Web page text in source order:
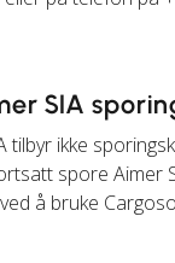
SIA
tilbyr ikke
spore Aimer
å bruke